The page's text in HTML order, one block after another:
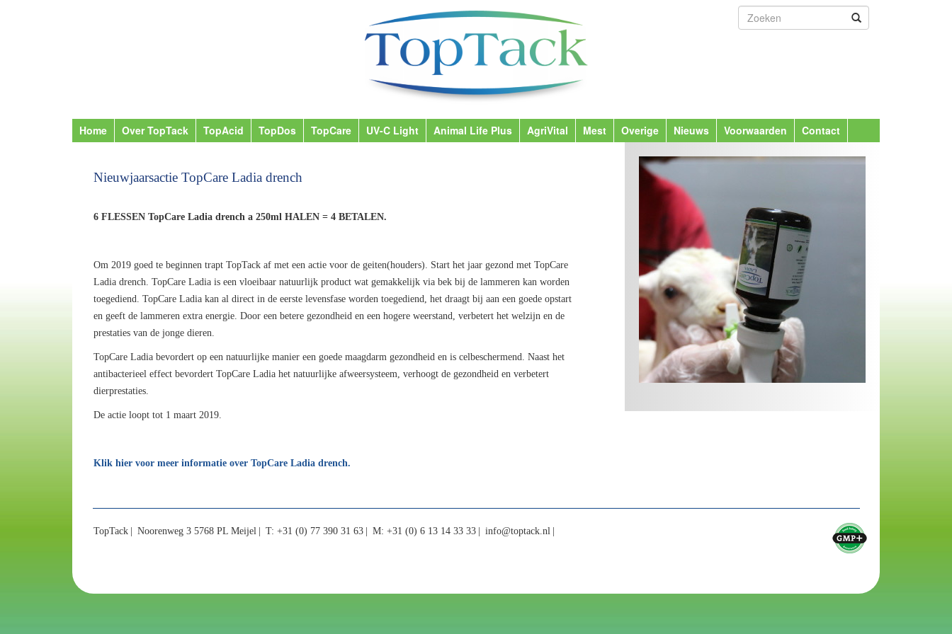
Home Over TopTack TopAcid TopDos TopCare UV-C Light Animal Life Plus AgriVital Mest Overige Nieuws Voorwaarden Contact
Nieuwjaarsactie TopCare Ladia drench
6 FLESSEN TopCare Ladia drench a 250ml HALEN = 4 BETALEN.
Om 2019 goed te beginnen trapt TopTack af met een actie voor de geiten(houders). Start het jaar gezond met TopCare
Ladia drench. TopCare Ladia is een vloeibaar natuurlijk product wat gemakkelijk via bek bij de lammeren kan worden
toegediend. TopCare Ladia kan al direct in de eerste levensfase worden toegediend, het draagt bij aan een goede opstart
en geeft de lammeren extra energie. Door een betere gezondheid en een hogere weerstand, verbetert het welzijn en de
prestaties van de jonge dieren.
TopCare Ladia bevordert op een natuurlijke manier een goede maagdarm gezondheid en is celbeschermend. Naast het
antibacterieel effect bevordert TopCare Ladia het natuurlijke afweersysteem, verhoogt de gezondheid en verbetert
dierprestaties.
De actie loopt tot 1 maart 2019.
Klik hier voor meer informatie over TopCare Ladia drench.
TopTack Noorenweg 3 5768 PL Meijel T: +31 (0) 77 390 31 63 M: +31 (0) 6 13 14 33 33 info@toptack.nl